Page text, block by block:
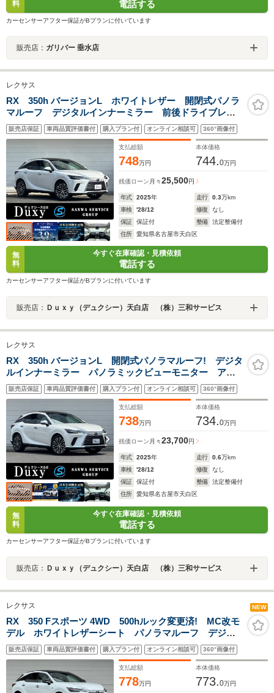
料 電話する
カーセンサーアフター保証がBプランに付いています
販売店： ガリバー 垂水店
レクサス
RX 350h バージョンL ホワイトレザー 開閉式パノラ
マルーフ デジタルインナーミラー 前後ドライブレコ
ーダー 輻射ヒーター アドバンストパーク(自動駐車)
ヘッドアップディスプレイ 電動格納 シートヒーター&
ベンチレーション
販売店保証 車両品質評価書付 購入プラン付 オンライン相談可 360°画像付
支払総額
748万円
本体価格
744.0万円
残価ローン 月々25,500円
年式 2025年 走行 0.3万km
車検
'28/12 修復
なし
保証
保証付 整備
法定整備付
住所
愛知県名古屋市天白区
無
料
今すぐ在庫確認・見積依頼
電話する
カーセンサーアフター保証がBプランに付いています
販売店： Ｄｕｘｙ（デュクシー）天白店 （株）三和サービス
レクサス
RX 350h バージョンL 開閉式パノラマルーフ! デジタ
ルインナーミラー パノラミックビューモニター アド
バンストパーク ヘッドアップディスプレイ ETC2.0
前後ドライブレコーダー ブラインドスポットモニタ
販売店保証 車両品質評価書付 購入プラン付 オンライン相談可 360°画像付
支払総額
738万円
本体価格
734.0万円
残価ローン 月々23,700円
年式 2025年 走行 0.6万km
車検
'28/12 修復
なし
保証
保証付 整備
法定整備付
住所
愛知県名古屋市天白区
無
料
今すぐ在庫確認・見積依頼
電話する
カーセンサーアフター保証がBプランに付いています
販売店： Ｄｕｘｙ（デュクシー）天白店 （株）三和サービス
レクサス NEW
RX 350 Fスポーツ 4WD 500hルック変更済! MC改モ
デル ホワイトレザーシート パノラマルーフ デジタ
ルミラー オレンジキャリパー 寒冷地仕様 レクサス
チームメイト 14型コネクトナビゲーション 空気圧セ
ンサ 改後12.3TFTメーター
販売店保証 車両品質評価書付 購入プラン付 オンライン相談可 360°画像付
支払総額
778万円
本体価格
773.0万円